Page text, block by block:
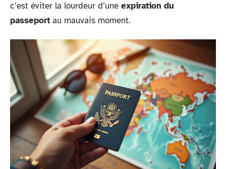
c’est éviter la lourdeur d’une expiration du
passeport au mauvais moment.